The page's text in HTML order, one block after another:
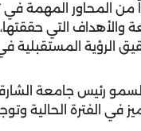
المحاور المهمة في
والأهداف التي
الرؤية
رئيس جامعة
في الفترة الحالية